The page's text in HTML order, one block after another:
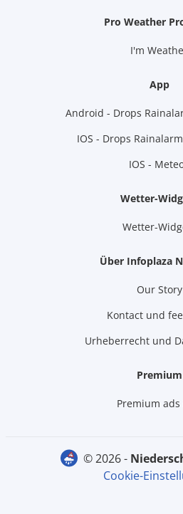
Pro Weather
I'm
App
Android - Drops
IOS - Drops
IOS -
Wetter-
Wetter-
Über Infoplaza
Our Story
Kontact und
Urheberrecht und
Premium
Premium
© 2026 -
Cookie-